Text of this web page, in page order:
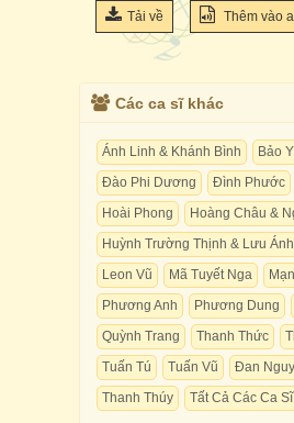
Tải về Thêm vào
Các ca sĩ khác
Ánh Linh & Khánh Bình Bảo
Đào Phi Dương
Đình Phước
Hoài Phong
Hoàng Châu &
Huỳnh Trường Thịnh & Lưu
Leon Vũ
Mã Tuyết Nga
Phương Anh
Phương Dung
Quỳnh Trang
Thanh Thức
Tuấn Tú
Tuấn Vũ Đan
Thanh Thúy
Tất Cả Các Ca Sĩ